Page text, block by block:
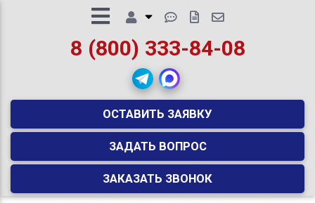
8 (800) 333-84-08
ОСТАВИТЬ ЗАЯВКУ
ЗАДАТЬ ВОПРОС
ЗАКАЗАТЬ ЗВОНОК